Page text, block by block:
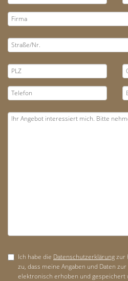
Ich habe die Datenschutzerklärungzur
zu, dass meine Angaben und Daten
elektronisch erhoben und gespeichert